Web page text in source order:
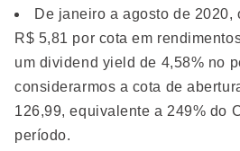
De janeiro a agosto de 2020,
R$ 5,81 por cota em
um dividend yield de 4,58% no
considerarmos a cota de
126,99, equivalente a 249% do
período.